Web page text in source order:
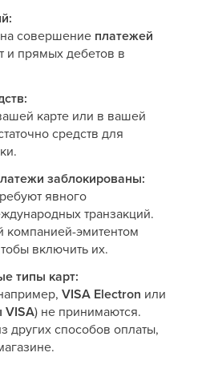
совершение платежей
и прямых дебетов в
карте или в вашей
средств для
заблокированы:
явного
транзакций.
компанией-эмитентом
включить их.
типы карт:
VISA Electron или
VISA) не принимаются.
других способов оплаты,